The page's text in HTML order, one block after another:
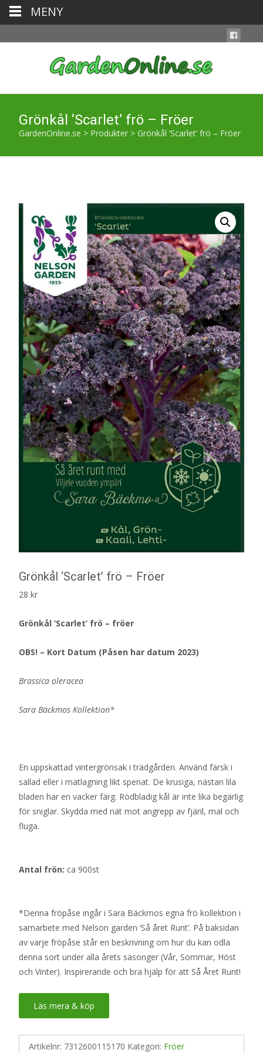
Grönkål ‘Scarlet’ frö – Fröer
GardenOnline.se > Produkter > Grönkål ‘Scarlet’ frö – Fröer
Grönkål ‘Scarlet’ frö – Fröer
28 kr
Grönkål ‘Scarlet’ frö – fröer
OBS! – Kort Datum (Påsen har datum 2023)
Brassica oleracea
Sara Bäckmos Kollektion*
En uppskattad vintergrönsak i trädgården. Använd färsk i
sallad eller i matlagning likt spenat. De krusiga, nästan lila
bladen har en vacker färg. Rödbladig kål är inte lika begärlig
för sniglar. Skydda med nät mot angrepp av fjäril, mal och
fluga.
Antal frön: ca 900st
*Denna fröpåse ingår i Sara Bäckmos egna frö kollektion i
samarbete med Nelson garden ‘Så året Runt’. På baksidan
av varje fröpåse står en beskrivning om hur du kan odla
denna sort under alla årets säsonger (Vår, Sommar, Höst
och Vinter). Inspirerande och bra hjälp för att Så Året Runt!
Läs mera & köp
Artikelnr: 7312600115170 Kategori: Fröer
MENY